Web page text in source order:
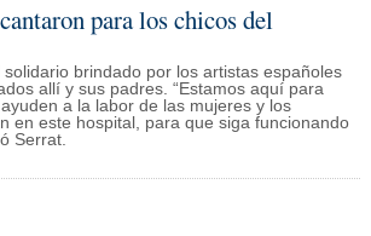
para los chicos del
brindado por los artistas españoles
allí y sus padres. “Estamos aquí para
a la labor de las mujeres y los
en este hospital, para que siga funcionando
Serrat.